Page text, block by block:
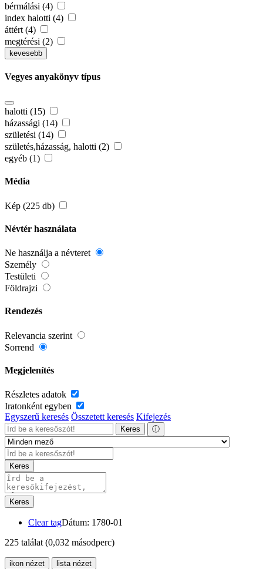
bérmálási (4)
index halotti (4)
áttért (4)
megtérési (2)
kevesebb
Vegyes anyakönyv típus
halotti (15)
házassági (14)
születési (14)
születés,házasság, halotti (2)
egyéb (1)
Média
Kép (225 db)
Névtér használata
Ne használja a névteret
Személy
Testületi
Földrajzi
Rendezés
Relevancia szerint
Sorrend
Megjelenítés
Részletes adatok
Iratonként egyben
Egyszerű keresés Összetett keresés Kifejezés
Keres ⓘ
Keres
Keres
Clear tagDátum: 1780-01
225 találat (0,032 másodperc)
ikon nézet lista nézet